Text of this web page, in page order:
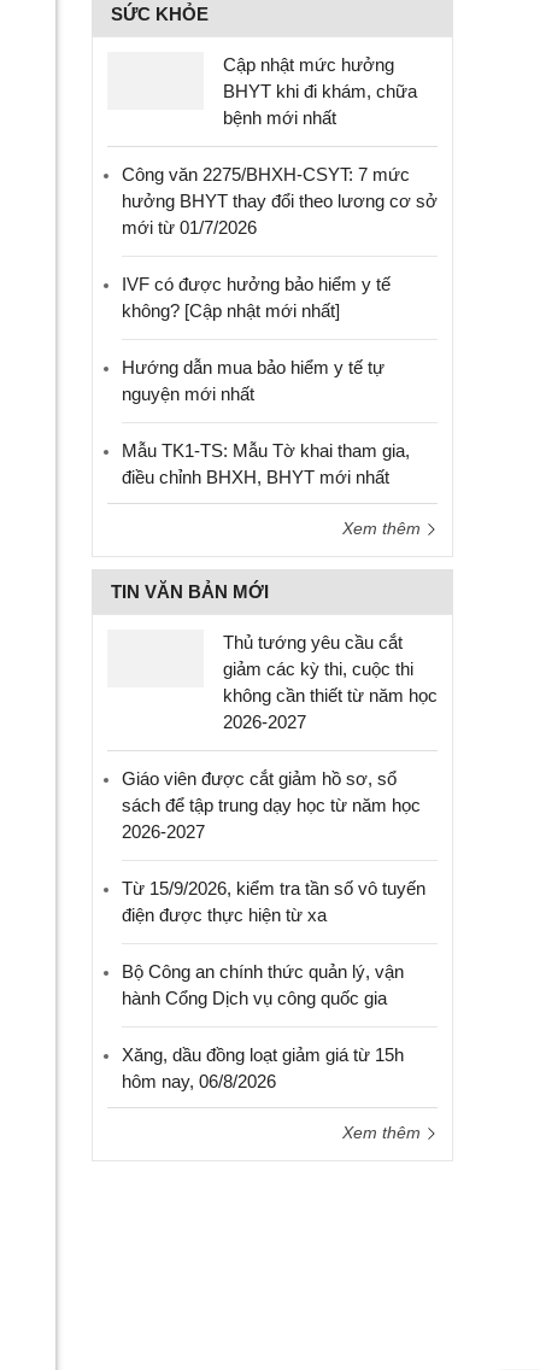
SỨC KHỎE
Cập nhật mức hưởng
BHYT khi đi khám, chữa
bệnh mới nhất
Công văn 2275/BHXH-CSYT: 7 mức
hưởng BHYT thay đổi theo lương cơ sở
mới từ 01/7/2026
IVF có được hưởng bảo hiểm y tế
không? [Cập nhật mới nhất]
Hướng dẫn mua bảo hiểm y tế tự
nguyện mới nhất
Mẫu TK1-TS: Mẫu Tờ khai tham gia,
điều chỉnh BHXH, BHYT mới nhất
Xem thêm
TIN VĂN BẢN MỚI
Thủ tướng yêu cầu cắt
giảm các kỳ thi, cuộc thi
không cần thiết từ năm học
2026-2027
Giáo viên được cắt giảm hồ sơ, sổ
sách để tập trung dạy học từ năm học
2026-2027
Từ 15/9/2026, kiểm tra tần số vô tuyến
điện được thực hiện từ xa
Bộ Công an chính thức quản lý, vận
hành Cổng Dịch vụ công quốc gia
Xăng, dầu đồng loạt giảm giá từ 15h
hôm nay, 06/8/2026
Xem thêm